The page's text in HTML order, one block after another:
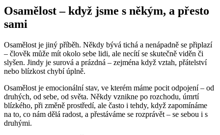
Osamělost – když jsme s někým, a přesto
sami
Osamělost je jiný příběh. Někdy bývá tichá a nenápadně se připlazí
– člověk může mít okolo sebe lidi, ale necítí se skutečně viděn či
slyšen. Jindy je surová a prázdná – zejména když vztah, přátelství
nebo blízkost chybí úplně.
Osamělost je emocionální stav, ve kterém máme pocit odpojení – od
druhých, od sebe, od světa. Někdy vznikne po rozchodu, úmrtí
blízkého, při změně prostředí, ale často i tehdy, když zapomínáme
na to, co nám dělá radost, a přestáváme se rozprávět – se sebou i s
druhými.